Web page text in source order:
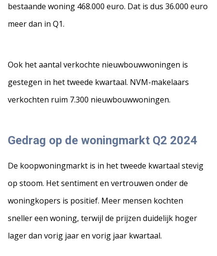
bestaande woning 468.000 euro. Dat is dus 36.000 euro
meer dan in Q1.
Ook het aantal verkochte nieuwbouwwoningen is
gestegen in het tweede kwartaal. NVM-makelaars
verkochten ruim 7.300 nieuwbouwwoningen.
Gedrag op de woningmarkt Q2 2024
De koopwoningmarkt is in het tweede kwartaal stevig
op stoom. Het sentiment en vertrouwen onder de
woningkopers is positief. Meer mensen kochten
sneller een woning, terwijl de prijzen duidelijk hoger
lager dan vorig jaar en vorig jaar kwartaal.